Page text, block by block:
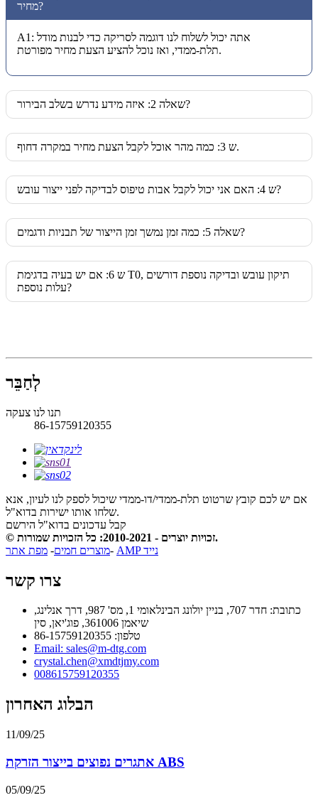
מחיר?
A1: אתה יכול לשלוח לנו דוגמה לסריקה כדי לבנות מודל
תלת-ממדי, ואז נוכל להציע הצעת מחיר מפורטת.
שאלה 2: איזה מידע נדרש בשלב הבירור?
ש 3: כמה מהר אוכל לקבל הצעת מחיר במקרה דחוף.
ש 4: האם אני יכול לקבל אבות טיפוס לבדיקה לפני ייצור עובש?
שאלה 5: כמה זמן נמשך זמן הייצור של תבניות ודגמים?
ש 6: אם יש בעיה בדגימת T0, תיקון עובש ובדיקה נוספת דורשים
עלות נוספת?
לְחַבֵּר
תנו לנו צעקה
86-15759120355
אם יש לכם קובץ שרטוט תלת-ממדי/דו-ממדי שיכול לספק לנו לעיון, אנא
שלחו אותו ישירות בדוא"ל.
קבל עדכונים בדוא"ל הירשם
© זכויות יוצרים - 2010-2021: כל הזכויות שמורות.
מוצרים חמים- מפת אתר - AMP נייד
צרו קשר
כתובת: חדר 707, בניין יולונג הבינלאומי 1, מס' 987, דרך אנלינג,
שיאמן 361006, פוג'יאן, סין
טלפון: 86-15759120355
Email: sales@m-dtg.com
crystal.chen@xmdtjmy.com
008615759120355
הבלוג האחרון
11/09/25
אתגרים נפוצים בייצור הזרקת ABS
05/09/25